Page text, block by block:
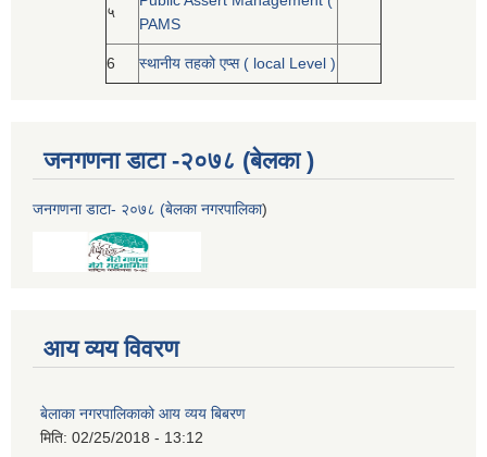
५
PAMS
6 स्थानीय तहको एप्स ( local Level )
जनगणना डाटा -२०७८ (बेलका )
जनगणना डाटा- २०७८ (बेलका नगरपालिका)
आय व्यय विवरण
बेलाका नगरपालिकाको आय व्यय बिबरण
मिति: 02/25/2018 - 13:12